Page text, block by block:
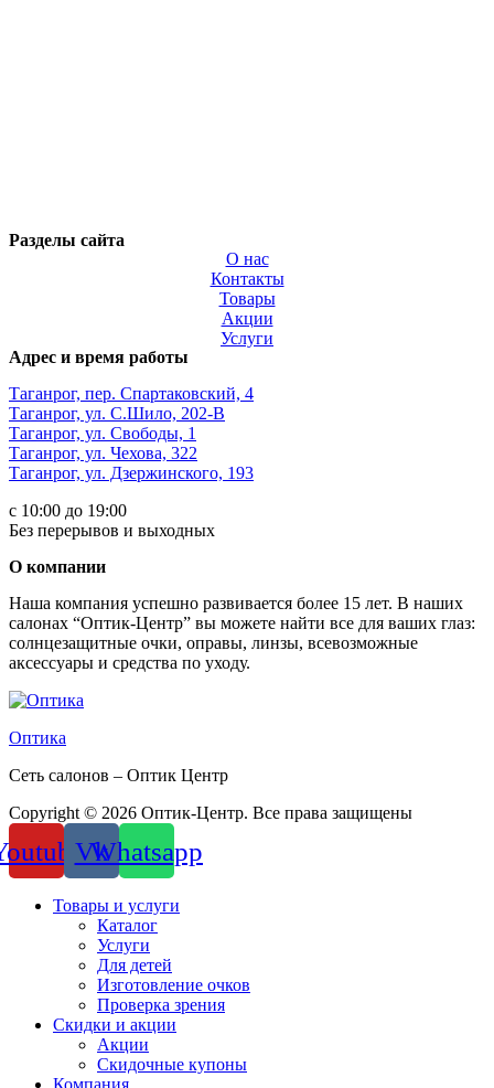
Разделы сайта
О нас
Контакты
Товары
Акции
Услуги
Адрес и время работы
Таганрог, пер. Спартаковский, 4
Таганрог, ул. С.Шило, 202-В
Таганрог, ул. Свободы, 1
Таганрог, ул. Чехова, 322
Таганрог, ул. Дзержинского, 193
с 10:00 до 19:00
Без перерывов и выходных
О компании
Наша компания успешно развивается более 15 лет. В наших
салонах “Оптик-Центр” вы можете найти все для ваших глаз:
солнцезащитные очки, оправы, линзы, всевозможные
аксессуары и средства по уходу.
Оптика
Сеть салонов – Оптик Центр
Copyright © 2026 Оптик-Центр. Все права защищены
VkWhatsapp
Товары и услуги
Каталог
Услуги
Для детей
Изготовление очков
Проверка зрения
Скидки и акции
Акции
Скидочные купоны
Компания